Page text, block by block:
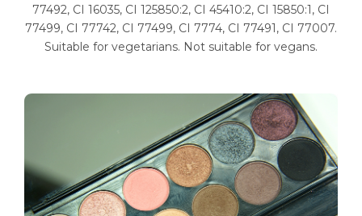
77492, CI 16035, CI 125850:2, CI 45410:2, CI 15850:1, CI
77499, CI 77742, CI 77499, CI 7774, CI 77491, CI 77007.
Suitable for vegetarians. Not suitable for vegans.